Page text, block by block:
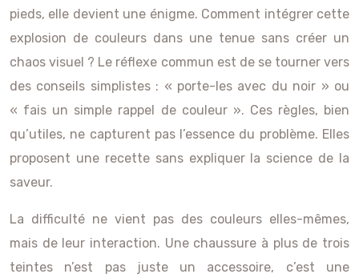
pieds, elle devient une énigme. Comment intégrer cette
explosion de couleurs dans une tenue sans créer un
chaos visuel ? Le réflexe commun est de se tourner vers
des conseils simplistes : « porte-les avec du noir » ou
« fais un simple rappel de couleur ». Ces règles, bien
qu’utiles, ne capturent pas l’essence du problème. Elles
proposent une recette sans expliquer la science de la
saveur.
La difficulté ne vient pas des couleurs elles-mêmes,
mais de leur interaction. Une chaussure à plus de trois
teintes n’est pas juste un accessoire, c’est une